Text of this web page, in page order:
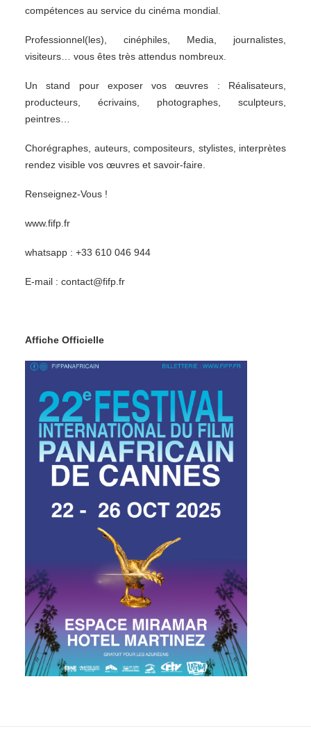
compétences au service du cinéma mondial.
Professionnel(les), cinéphiles, Media, journalistes,
visiteurs… vous êtes très attendus nombreux.
Un stand pour exposer vos œuvres : Réalisateurs,
producteurs, écrivains, photographes, sculpteurs,
peintres…
Chorégraphes, auteurs, compositeurs, stylistes, interprètes
rendez visible vos œuvres et savoir-faire.
Renseignez-Vous !
www.fifp.fr
whatsapp : +33 610 046 944
E-mail : contact@fifp.fr
Affiche Officielle